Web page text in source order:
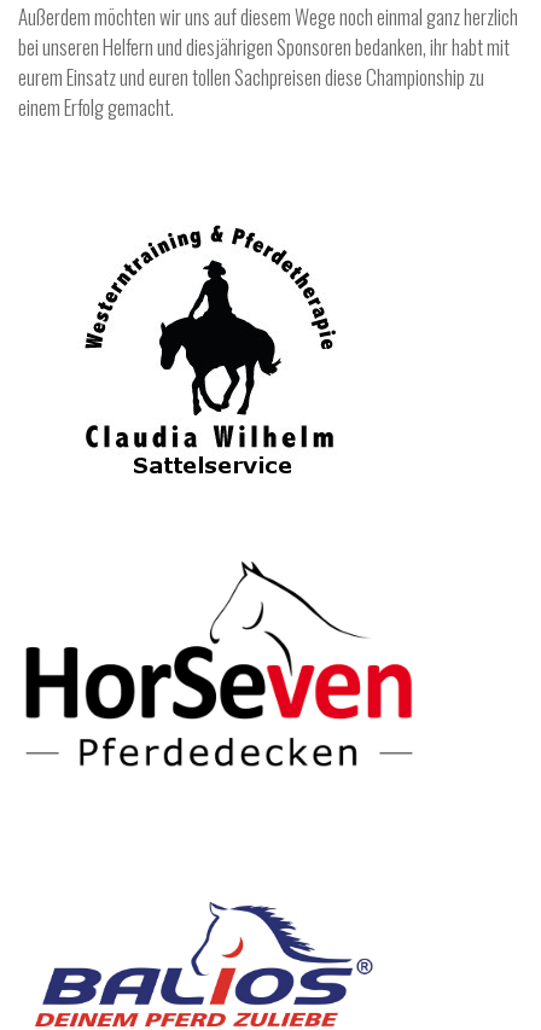
Außerdem möchten wir uns auf diesem Wege noch einmal ganz herzlich
bei unseren Helfern und diesjährigen Sponsoren bedanken, ihr habt mit
eurem Einsatz und euren tollen Sachpreisen diese Championship zu
einem Erfolg gemacht.